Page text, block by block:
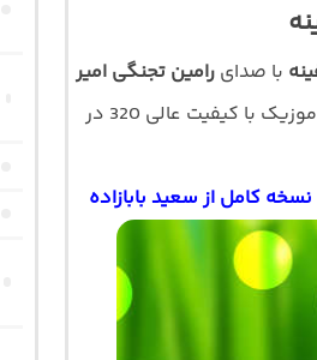
با صدای رامین تجنگی امیر
با کیفیت عالی 320 در
کامل از سعید بابازاده